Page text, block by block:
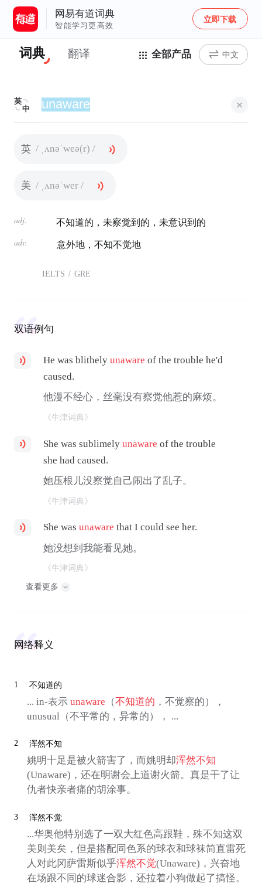
网易有道词典
智能学习更高效
立即下载
词典 翻译 全部产品 中文
英
中
英 / ˌʌnəˈweə(r) /
美 / ˌʌnəˈwer /
adj. 不知道的，未察觉到的，未意识到的
adv. 意外地，不知不觉地
IELTS / GRE
双语例句
He was blithelyunaware of the trouble he'd
caused.
他漫不经心，丝毫没有察觉他惹的麻烦。
《牛津词典》
She was sublimelyunaware of the trouble
she had caused.
她压根儿没察觉自己闹出了乱子。
《牛津词典》
She wasunaware that I could see her.
她没想到我能看见她。
《牛津词典》
查看更多
网络释义
1 不知道的
... in-表示 unaware （不知道的 ，不觉察的），
unusual（不平常的，异常的）， ...
2 浑然不知
姚明十足是被火箭害了，而姚明却浑然不知
(Unaware)，还在明谢会上道谢火箭。真是干了让
仇者快亲者痛的胡涂事。
3 浑然不觉
...华奥他特别选了一双大红色高跟鞋，殊不知这双
美则美矣，但是搭配同色系的球衣和球袜简直雷死
人对此冈萨雷斯似乎浑然不觉(Unaware)，兴奋地
在场跟不同的球迷合影，还拉着小狗做起了搞怪。